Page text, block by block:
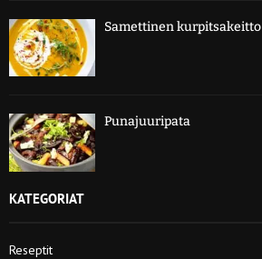
Samettinen kurpitsakeitto
Punajuuripata
KATEGORIAT
Reseptit